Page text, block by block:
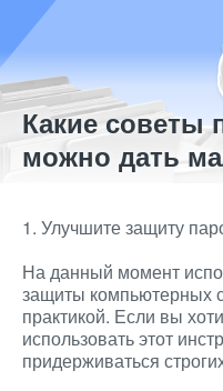
Какие советы
можно дать
1. Улучшите защиту
На данный момент
защиты компьютерных
практикой. Если вы
использовать этот
придерживаться